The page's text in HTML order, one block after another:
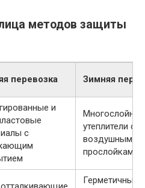
методов защиты
перевозка Зимняя
и
с
Многослойные
утеплители с
воздушными
прослойками
Герметичные